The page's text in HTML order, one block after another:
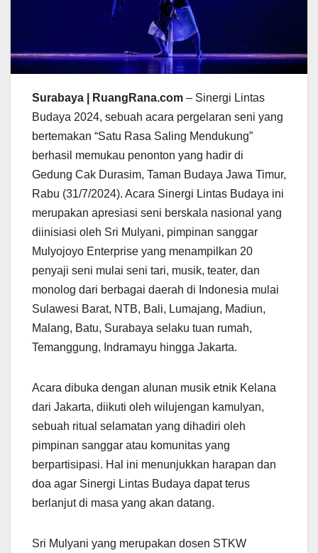
Surabaya | RuangRana.com – Sinergi Lintas
Budaya 2024, sebuah acara pergelaran seni yang
bertemakan “Satu Rasa Saling Mendukung”
berhasil memukau penonton yang hadir di
Gedung Cak Durasim, Taman Budaya Jawa Timur,
Rabu (31/7/2024). Acara Sinergi Lintas Budaya ini
merupakan apresiasi seni berskala nasional yang
diinisiasi oleh Sri Mulyani, pimpinan sanggar
Mulyojoyo Enterprise yang menampilkan 20
penyaji seni mulai seni tari, musik, teater, dan
monolog dari berbagai daerah di Indonesia mulai
Sulawesi Barat, NTB, Bali, Lumajang, Madiun,
Malang, Batu, Surabaya selaku tuan rumah,
Temanggung, Indramayu hingga Jakarta.
Acara dibuka dengan alunan musik etnik Kelana
dari Jakarta, diikuti oleh wilujengan kamulyan,
sebuah ritual selamatan yang dihadiri oleh
pimpinan sanggar atau komunitas yang
berpartisipasi. Hal ini menunjukkan harapan dan
doa agar Sinergi Lintas Budaya dapat terus
berlanjut di masa yang akan datang.
Sri Mulyani yang merupakan dosen STKW